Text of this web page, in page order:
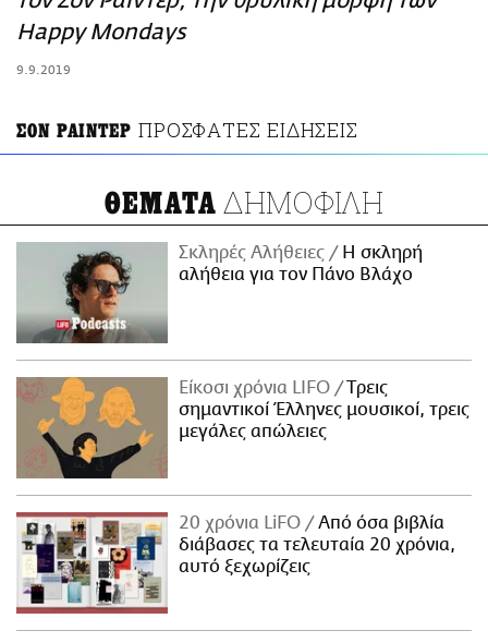
ΑΜΠΑ
Happy Mondays
9.9.2019
ΣΟΝ ΡΑΙΝΤΕΡ ΠΡΟΣΦΑΤΕΣ ΕΙΔΗΣΕΙΣ
ΘΕΜΑΤΑ ΔΗΜΟΦΙΛΗ
Σκληρές Αλήθειες
H σκληρή
αλήθεια για τον Πάνο Βλάχο
Είκοσι χρόνια LIFO
Tρεις
σημαντικοί Έλληνες μουσικοί, τρεις
μεγάλες απώλειες
20 χρόνια LiFO
Από όσα βιβλία
διάβασες τα τελευταία 20 χρόνια,
αυτό ξεχωρίζεις